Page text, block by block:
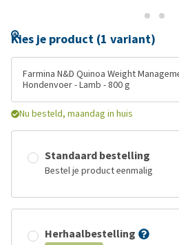
Kies je product (1 variant)
Farmina N&D Quinoa Weight
Hondenvoer - Lamb - 800 g
Nu besteld, maandag in huis
Standaard bestelling
Bestel je product eenmalig
Herhaalbestelling